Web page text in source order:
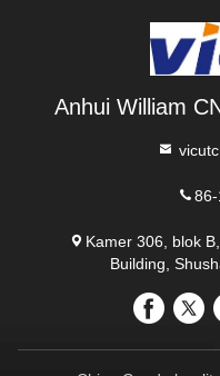
Anhui William
Kamer 306, blok
Building,